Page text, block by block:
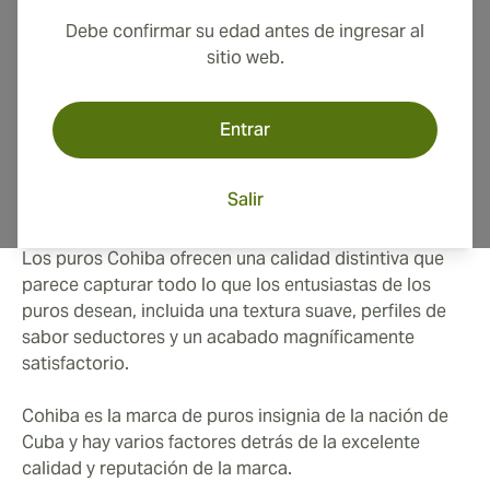
Debe confirmar su edad antes de ingresar al
sitio web.
Entrar
Salir
modernas. Los puros Cohiba son puros ricos,
sabrosos y profundamente complejos, perfectamente
adecuados para el aficionado sofisticado a los puros y
para cualquiera que busque la mejor experiencia de
fumar puros.
Estilo de Puro Cohiba
Los puros Cohiba ofrecen una calidad distintiva que
parece capturar todo lo que los entusiastas de los
puros desean, incluida una textura suave, perfiles de
sabor seductores y un acabado magníficamente
satisfactorio.
Cohiba es la marca de puros insignia de la nación de
Cuba y hay varios factores detrás de la excelente
calidad y reputación de la marca.